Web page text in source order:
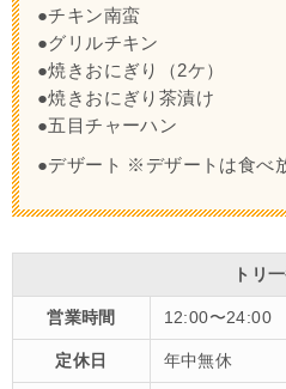
●チキン南蛮
●グリルチキン
●焼きおにぎり（2ケ）
●焼きおにぎり茶漬け
●五目チャーハン
●デザート ※デザートは食べ
トリ
営業時間 12:00〜24:00
定休日 年中無休